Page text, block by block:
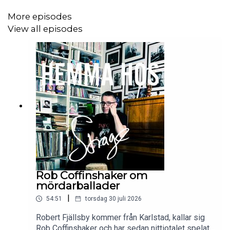
More episodes
View all episodes
Rob Coffinshaker om
mördarballader
54:51 torsdag 30 juli 2026
Robert Fjällsby kommer från Karlstad, kallar sig